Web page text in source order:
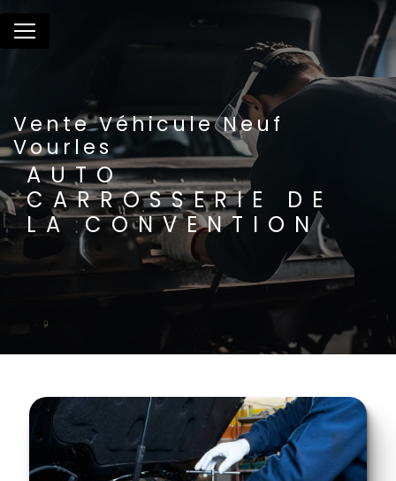
Vente Véhicule Neuf
Vourles
AUTO
CARROSSERIE DE
LA CONVENTION
Panneau de gestion des cookies